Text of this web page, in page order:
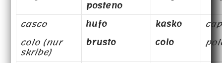
posteno
casco
hufo kasko
colo (nur
skribe)
brusto colo